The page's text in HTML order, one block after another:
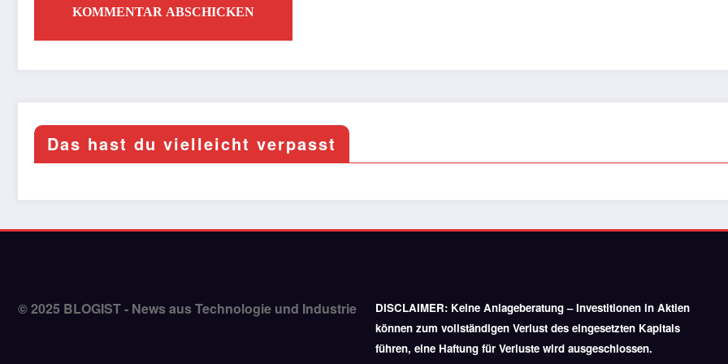
Das hast du vielleicht verpasst
© 2025 BLOGIST - News aus Technologie und Industrie DISCLAIMER: Keine Anlageberatung – Investitionen in Aktien
können zum vollständigen Verlust des eingesetzten Kapitals
führen, eine Haftung für Verluste wird ausgeschlossen.